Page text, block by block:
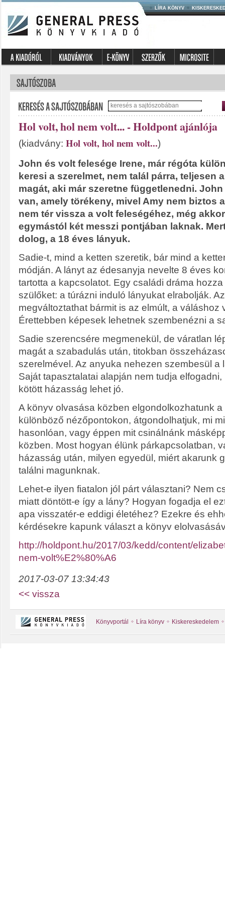
LÍRA KÖNYV
Hol volt, hol nem volt... - Holdpont ajánlója
(kiadvány: Hol volt, hol nem volt...)
John és volt felesége Irene, már régóta
keresi a szerelmet, nem talál párra, teljesen
magát, aki már szeretne függetlenedni.
van, amely törékeny, mivel Amy nem biztos
nem tér vissza a volt feleségéhez, még
egymástól két messzi pontjában laknak.
dolog, a 18 éves lányuk.
Sadie-t, mind a ketten szeretik, bár mind a
módján. A lányt az édesanyja nevelte 8 éves
tartotta a kapcsolatot. Egy családi dráma
szülőket: a túrázni induló lányukat elrabolják.
megváltoztathat bármit is az elmúlt, a váláshoz
Érettebben képesek lehetnek szembenézni a
Sadie szerencsére megmenekül, de váratlan
magát a szabadulás után, titokban
szerelmével. Az anyuka nehezen szembesül a
Saját tapasztalatai alapján nem tudja
kötött házasság lehet jó.
A könyv olvasása közben elgondolkozhatunk
különböző nézőpontokon, átgondolhatjuk, mi
hasonlóan, vagy éppen mit csinálnánk
közben. Most hogyan élünk párkapcsolatban,
házasság után, milyen egyedül, miért akarunk
találni magunknak.
Lehet-e ilyen fiatalon jól párt választani? Nem
miatt döntött-e így a lány? Hogyan fogadja el
apa visszatér-e eddigi életéhez? Ezekre és
kérdésekre kapunk választ a könyv
http://holdpont.hu/2017/03/kedd/content/
nem-volt%E2%80%A6
2017-03-07 13:34:43
<< vissza
Könyvportál Líra könyv Kiskereskedelem